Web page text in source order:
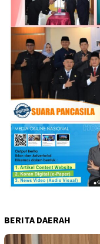
BERITA DAERAH